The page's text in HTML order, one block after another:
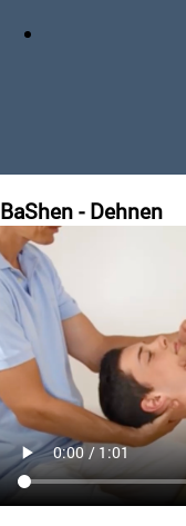
BaShen - Dehnen